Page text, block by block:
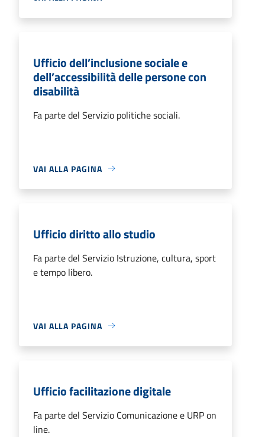
Ufficio dell’inclusione sociale e
dell’accessibilità delle persone con
disabilità
Fa parte del Servizio politiche sociali.
VAI ALLA PAGINA
Ufficio diritto allo studio
Fa parte del Servizio Istruzione, cultura, sport
e tempo libero.
VAI ALLA PAGINA
Ufficio facilitazione digitale
Fa parte del Servizio Comunicazione e URP on
line.